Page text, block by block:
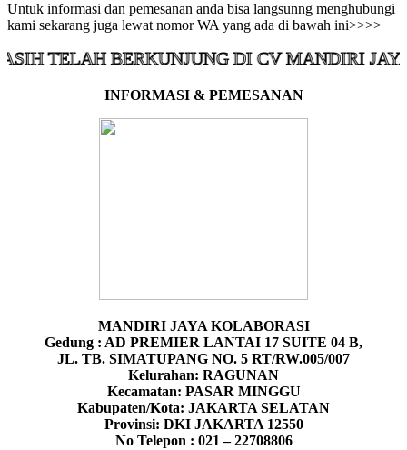
Untuk informasi dan pemesanan anda bisa langsunng menghubungi
kami sekarang juga lewat nomor WA yang ada di bawah ini>>>>
BERKUNJUNG DI CV MANDIRI JAYA
INFORMASI & PEMESANAN
MANDIRI JAYA KOLABORASI
Gedung : AD PREMIER LANTAI 17 SUITE 04 B,
JL. TB. SIMATUPANG NO. 5 RT/RW.005/007
Kelurahan: RAGUNAN
Kecamatan: PASAR MINGGU
Kabupaten/Kota: JAKARTA SELATAN
Provinsi: DKI JAKARTA 12550
No Telepon : 021 – 22708806